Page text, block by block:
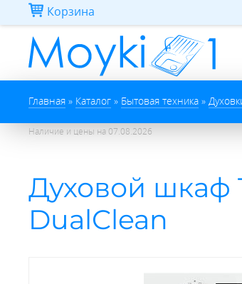
Перейти к основному содержанию
Корзина
Вы здесь
Главная » Каталог » Бытовая техника »
Наличие и цены на 07.08.2026
Духовой шкаф
DualClean